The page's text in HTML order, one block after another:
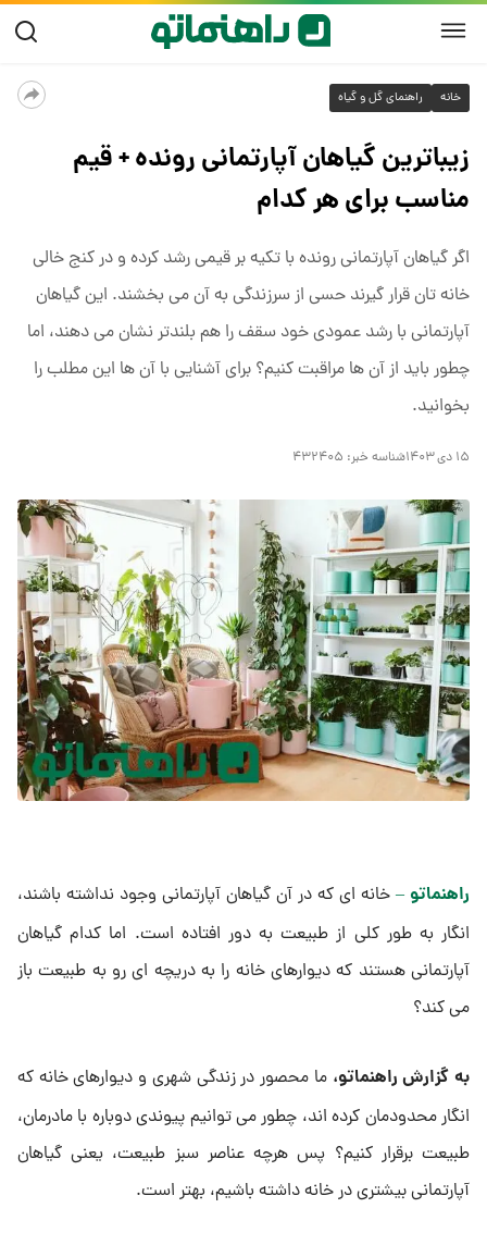
خانه راهنمای گل و گیاه
زیباترین گیاهان آپارتمانی رونده + قیم
مناسب برای هر کدام
اگر گیاهان آپارتمانی رونده با تکیه بر قیمی رشد کرده و در کنج خالی
خانه تان قرار گیرند حسی از سرزندگی به آن می بخشند. این گیاهان
آپارتمانی با رشد عمودی خود سقف را هم بلندتر نشان می دهند، اما
چطور باید از آن ها مراقبت کنیم؟ برای آشنایی با آن ها این مطلب را
بخوانید.
۱۵ دی ۱۴۰۳ شناسه خبر: ۴۳۲۴۰۵
راهنماتو – خانه ای که در آن گیاهان آپارتمانی وجود نداشته باشند،
انگار به طور کلی از طبیعت به دور افتاده است. اما کدام گیاهان
آپارتمانی هستند که دیوارهای خانه را به دریچه ای رو به طبیعت باز
می کند؟
به گزارش راهنماتو، ما محصور در زندگی شهری و دیوارهای خانه که
انگار محدودمان کرده اند، چطور می توانیم پیوندی دوباره با مادرمان،
طبیعت برقرار کنیم؟ پس هرچه عناصر سبز طبیعت، یعنی گیاهان
آپارتمانی بیشتری در خانه داشته باشیم، بهتر است.